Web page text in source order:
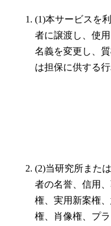
(1)本サービスを
者に譲渡し、使用
名義を変更し、
は担保に供する
(2)当研究所また
者の名誉、信用
権、実用新案権
権、肖像権、プ